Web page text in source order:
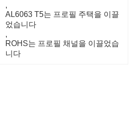
,
AL6063 T5는 프로필 주택을 이끌
었습니다
,
ROHS는 프로필 채널을 이끌었습
니다